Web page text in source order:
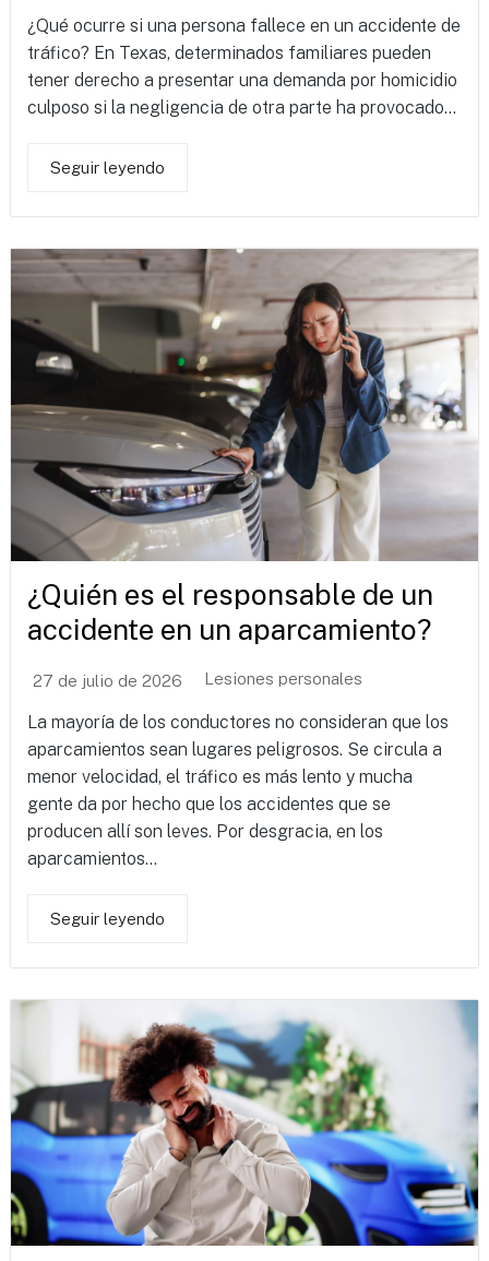
¿Qué ocurre si una persona fallece en un accidente de
tráfico? En Texas, determinados familiares pueden
tener derecho a presentar una demanda por homicidio
culposo si la negligencia de otra parte ha provocado...
Seguir leyendo
¿Quién es el responsable de un
accidente en un aparcamiento?
27 de julio de 2026 Lesiones personales
La mayoría de los conductores no consideran que los
aparcamientos sean lugares peligrosos. Se circula a
menor velocidad, el tráfico es más lento y mucha
gente da por hecho que los accidentes que se
producen allí son leves. Por desgracia, en los
aparcamientos...
Seguir leyendo